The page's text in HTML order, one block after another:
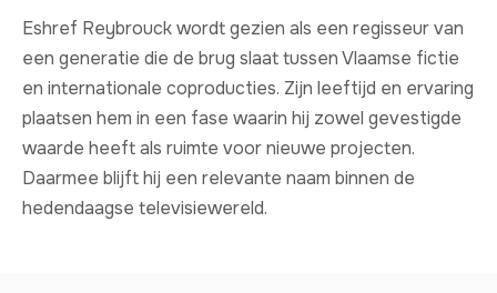
Eshref Reybrouck wordt gezien als een regisseur van
een generatie die de brug slaat tussen Vlaamse fictie
en internationale coproducties. Zijn leeftijd en ervaring
plaatsen hem in een fase waarin hij zowel gevestigde
waarde heeft als ruimte voor nieuwe projecten.
Daarmee blijft hij een relevante naam binnen de
hedendaagse televisiewereld.